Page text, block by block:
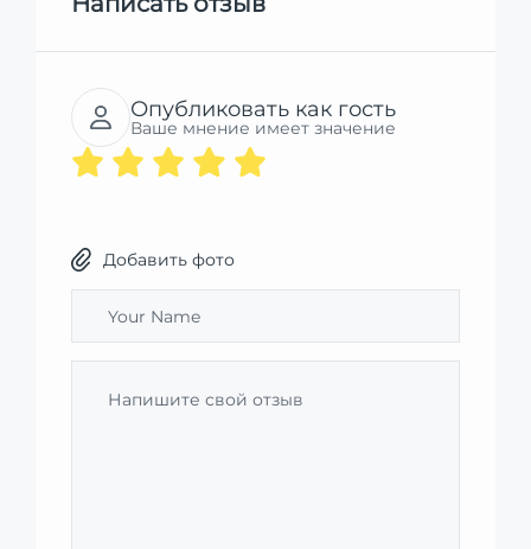
Опубликовать как гость
Ваше мнение имеет значение
Добавить фото